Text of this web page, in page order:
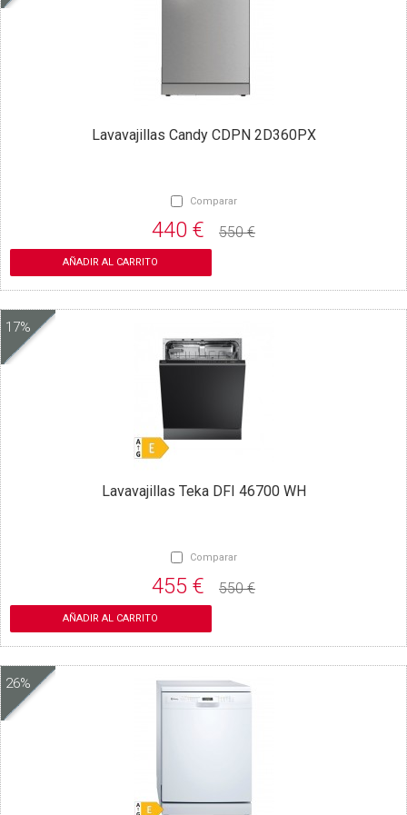
Lavavajillas Candy CDPN 2D360PX
Comparar
440 € 550 €
AÑADIR AL CARRITO
17%
Lavavajillas Teka DFI 46700 WH
Comparar
455 € 550 €
AÑADIR AL CARRITO
26%